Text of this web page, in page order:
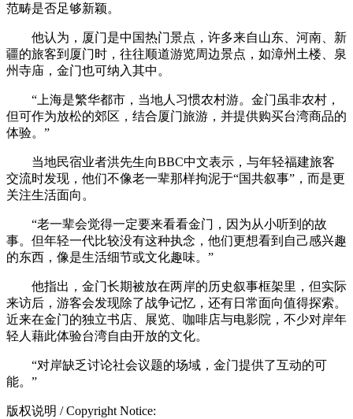
范畴是否足够新颖。
他认为，厦门是中国热门景点，许多来自山东、河南、新
疆的旅客到厦门时，往往顺道游览周边景点，如漳州土楼、泉
州寺庙，金门也可纳入其中。
“上海是繁华都市，当地人习惯农村游。金门虽非农村，
但可作为放松的郊区，结合厦门旅游，并提供购买台湾商品的
体验。”
当地民宿业者洪先生向BBC中文表示，与年轻福建旅客
交流时发现，他们不像老一辈那样拘泥于“国共叙事”，而是更
关注生活面向。
“老一辈会觉得一定要来看看金门，因为从小听到的故
事。但年轻一代比较没有这种执念，他们更想看到自己感兴趣
的东西，像是生活细节或文化趣味。”
他指出，金门长期被放在两岸的历史叙事框架里，但实际
来访后，游客会发现除了战争记忆，还有日常面向值得探索。
近来在金门的独立书店、展览、咖啡店与电影院，不少对岸年
轻人藉此体验台湾自由开放的文化。
“对岸缺乏讨论社会议题的场域，金门提供了互动的可
能。”
版权说明 / Copyright Notice: